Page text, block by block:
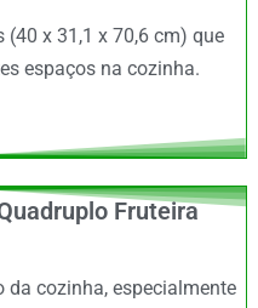
x 31,1 x 70,6 cm) que
espaços na cozinha.
Fruteira
da cozinha, especialmente